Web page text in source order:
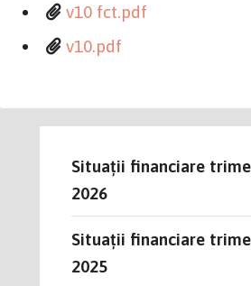
v10 fct.pdf
v10.pdf
Situații financiare
2026
Situații financiare
2025